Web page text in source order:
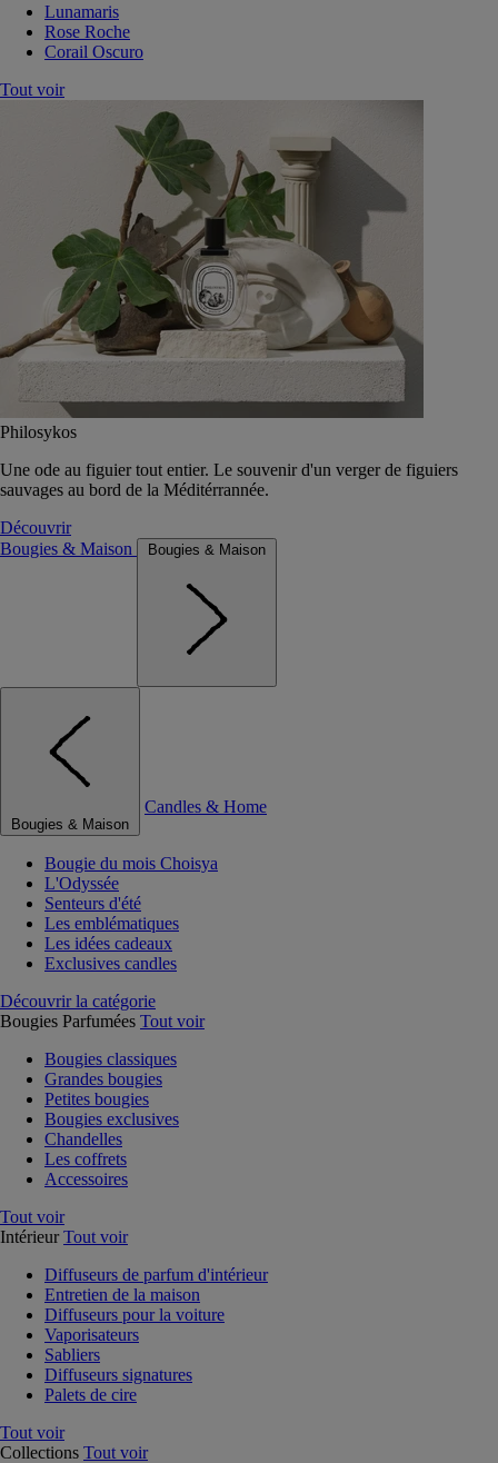
Lunamaris
Rose Roche
Corail Oscuro
Tout voir
Philosykos
Une ode au figuier tout entier. Le souvenir d'un verger de figuiers
sauvages au bord de la Méditérrannée.
Découvrir
Bougies & Maison
Bougies & Maison
Bougies & Maison
Candles & Home
Bougie du mois Choisya
L'Odyssée
Senteurs d'été
Les emblématiques
Les idées cadeaux
Exclusives candles
Découvrir la catégorie
Bougies Parfumées Tout voir
Bougies classiques
Grandes bougies
Petites bougies
Bougies exclusives
Chandelles
Les coffrets
Accessoires
Tout voir
Intérieur Tout voir
Diffuseurs de parfum d'intérieur
Entretien de la maison
Diffuseurs pour la voiture
Vaporisateurs
Sabliers
Diffuseurs signatures
Palets de cire
Tout voir
Collections Tout voir